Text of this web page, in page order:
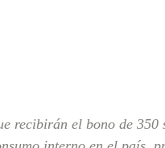
recibirán el bono de